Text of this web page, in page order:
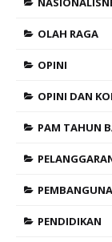
OLAH RAGA
OPINI
OPINI DAN
PAM TAHUN
PENDIDIKAN